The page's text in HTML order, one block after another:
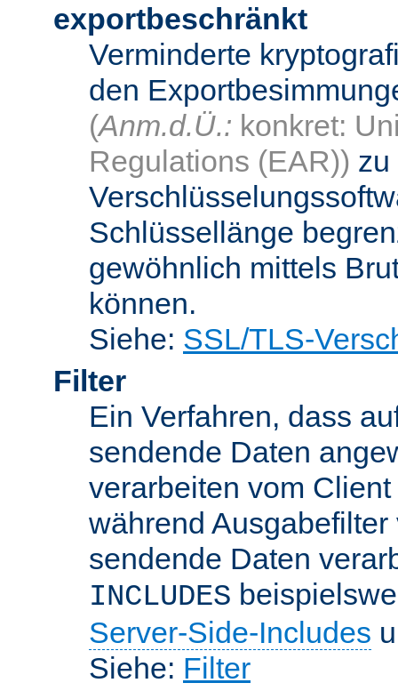
exportbeschränkt
Verminderte
den
(Anm.d.Ü.: konkret:
Regulations (EAR)) zu
Schlüssellänge
gewöhnlich mittels
können.
Siehe: SSL/TLS-
Filter
Ein Verfahren, dass
sendende Daten
verarbeiten vom
während
sendende Daten
INCLUDES
Server-Side-Includes
Siehe: Filter